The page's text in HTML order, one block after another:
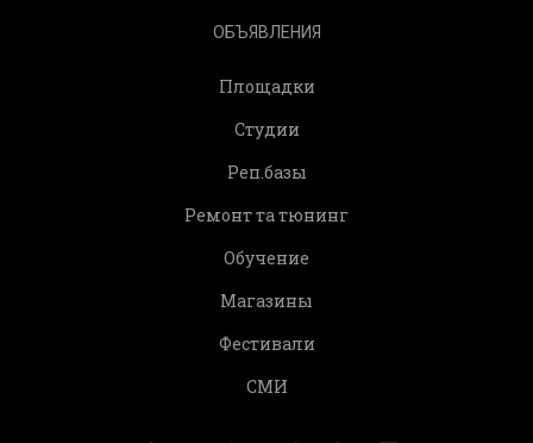
ОБЪЯВЛЕНИЯ
Площадки
Студии
Реп.базы
Ремонт та тюнинг
Обучение
Магазины
Фестивали
СМИ